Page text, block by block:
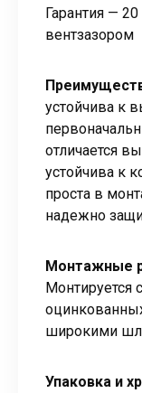
Гарантия —
вентзазором
устойчива к
отличается
устойчива к
проста в
надежно
Монтажные
широкими
Упаковка и